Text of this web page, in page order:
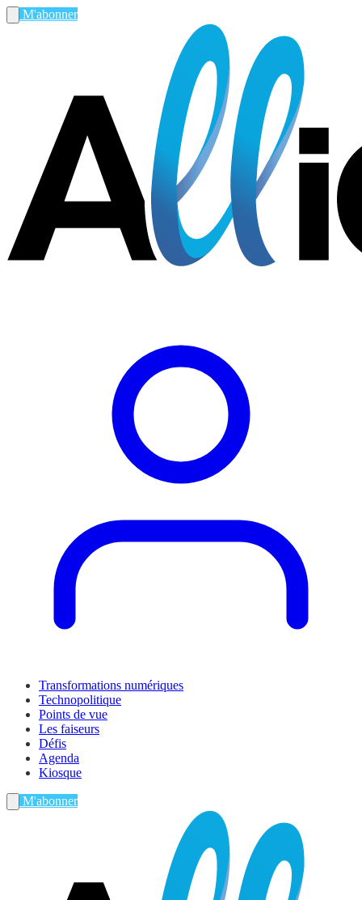
M'abonner
Transformations numériques
Technopolitique
Points de vue
Les faiseurs
Défis
Agenda
Kiosque
M'abonner